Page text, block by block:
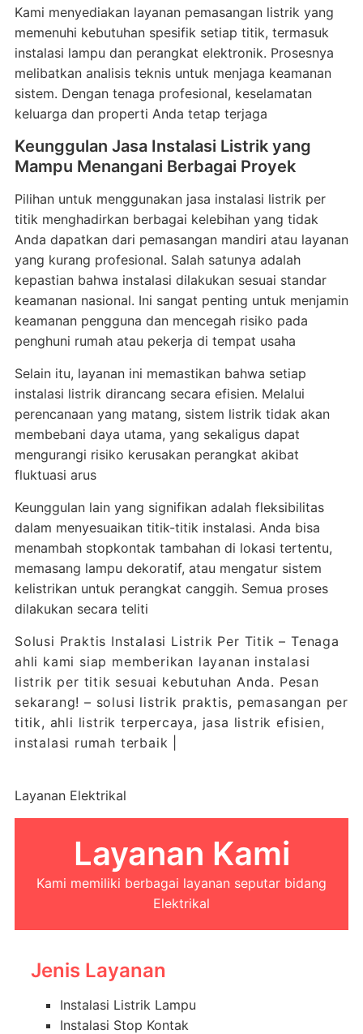
Kami menyediakan layanan pemasangan listrik yang
memenuhi kebutuhan spesifik setiap titik, termasuk
instalasi lampu dan perangkat elektronik. Prosesnya
melibatkan analisis teknis untuk menjaga keamanan
sistem. Dengan tenaga profesional, keselamatan
keluarga dan properti Anda tetap terjaga
Keunggulan Jasa Instalasi Listrik yang
Mampu Menangani Berbagai Proyek
Pilihan untuk menggunakan jasa instalasi listrik per
titik menghadirkan berbagai kelebihan yang tidak
Anda dapatkan dari pemasangan mandiri atau layanan
yang kurang profesional. Salah satunya adalah
kepastian bahwa instalasi dilakukan sesuai standar
keamanan nasional. Ini sangat penting untuk menjamin
keamanan pengguna dan mencegah risiko pada
penghuni rumah atau pekerja di tempat usaha
Selain itu, layanan ini memastikan bahwa setiap
instalasi listrik dirancang secara efisien. Melalui
perencanaan yang matang, sistem listrik tidak akan
membebani daya utama, yang sekaligus dapat
mengurangi risiko kerusakan perangkat akibat
fluktuasi arus
Keunggulan lain yang signifikan adalah fleksibilitas
dalam menyesuaikan titik-titik instalasi. Anda bisa
menambah stopkontak tambahan di lokasi tertentu,
memasang lampu dekoratif, atau mengatur sistem
kelistrikan untuk perangkat canggih. Semua proses
dilakukan secara teliti
Solusi Praktis Instalasi Listrik Per Titik – Tenaga
ahli kami siap memberikan layanan instalasi
listrik per titik sesuai kebutuhan Anda. Pesan
sekarang! – solusi listrik praktis, pemasangan per
titik, ahli listrik terpercaya, jasa listrik efisien,
instalasi rumah terbaik |
Layanan Elektrikal
Layanan Kami
Kami memiliki berbagai layanan seputar bidang
Elektrikal
Jenis Layanan
Instalasi Listrik Lampu
Instalasi Stop Kontak